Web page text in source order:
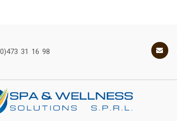
31 16 98